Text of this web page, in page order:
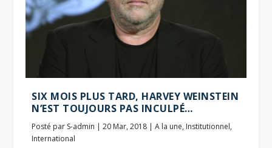
SIX MOIS PLUS TARD, HARVEY WEINSTEIN
N’EST TOUJOURS PAS INCULPÉ…
Posté par S-admin |20 Mar, 2018 |A la une, Institutionnel,
International